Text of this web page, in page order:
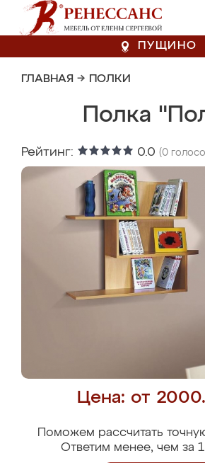
ПУЩИНО
ГЛАВНАЯ → ПОЛКИ
Полка
Рейтинг: 0.0 (0
Цена: от
Поможем рассчитать
Ответим менее, чем за